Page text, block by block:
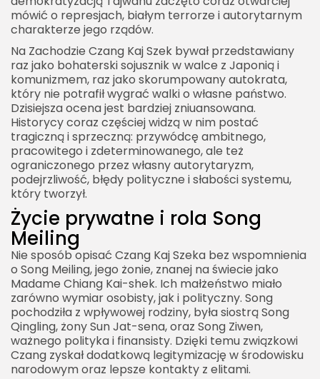
mówić o represjach, białym terrorze i autorytarnym
charakterze jego rządów.
Na Zachodzie Czang Kaj Szek bywał przedstawiany
raz jako bohaterski sojusznik w walce z Japonią i
komunizmem, raz jako skorumpowany autokrata,
który nie potrafił wygrać walki o własne państwo.
Dzisiejsza ocena jest bardziej zniuansowana.
Historycy coraz częściej widzą w nim postać
tragiczną i sprzeczną: przywódcę ambitnego,
pracowitego i zdeterminowanego, ale też
ograniczonego przez własny autorytaryzm,
podejrzliwość, błędy polityczne i słabości systemu,
który tworzył.
Życie prywatne i rola Song
Meiling
Nie sposób opisać Czang Kaj Szeka bez wspomnienia
o Song Meiling, jego żonie, znanej na świecie jako
Madame Chiang Kai-shek. Ich małżeństwo miało
zarówno wymiar osobisty, jak i polityczny. Song
pochodziła z wpływowej rodziny, była siostrą Song
Qingling, żony Sun Jat-sena, oraz Song Ziwen,
ważnego polityka i finansisty. Dzięki temu związkowi
Czang zyskał dodatkową legitymizację w środowisku
narodowym oraz lepsze kontakty z elitami.